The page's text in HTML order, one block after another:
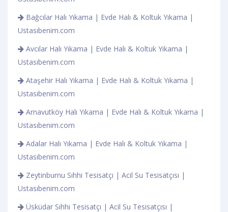
Bağcılar Halı Yıkama | Evde Halı & Koltuk Yıkama |
Ustasıbenim.com
Avcılar Halı Yıkama | Evde Halı & Koltuk Yıkama |
Ustasıbenim.com
Ataşehir Halı Yıkama | Evde Halı & Koltuk Yıkama |
Ustasıbenim.com
Arnavutköy Halı Yıkama | Evde Halı & Koltuk Yıkama |
Ustasıbenim.com
Adalar Halı Yıkama | Evde Halı & Koltuk Yıkama |
Ustasıbenim.com
Zeytinburnu Sıhhi Tesisatçı | Acil Su Tesisatçısı |
Ustasıbenim.com
Üsküdar Sıhhi Tesisatçı | Acil Su Tesisatçısı |